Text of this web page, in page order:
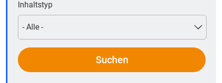
Inhaltstyp